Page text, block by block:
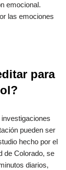
emocional.
las emociones
para
pueden ser
hecho por el
de Colorado, se
diarios,